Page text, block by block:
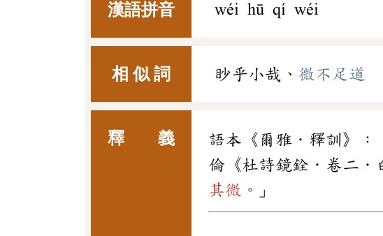
漢語拼音 wéi hū qí wéi
相 似 詞 眇乎小哉、 微不足道
釋 義
語本《爾雅．釋訓》
倫《杜詩鏡銓．卷二．
其微 。」